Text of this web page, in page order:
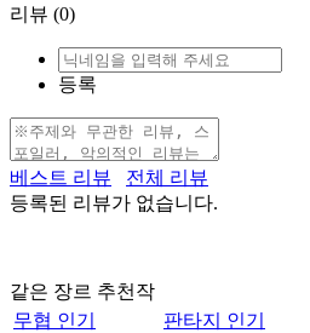
리뷰 (0)
등록
베스트 리뷰
전체 리뷰
등록된 리뷰가 없습니다.
같은 장르 추천작
무협 인기
판타지 인기